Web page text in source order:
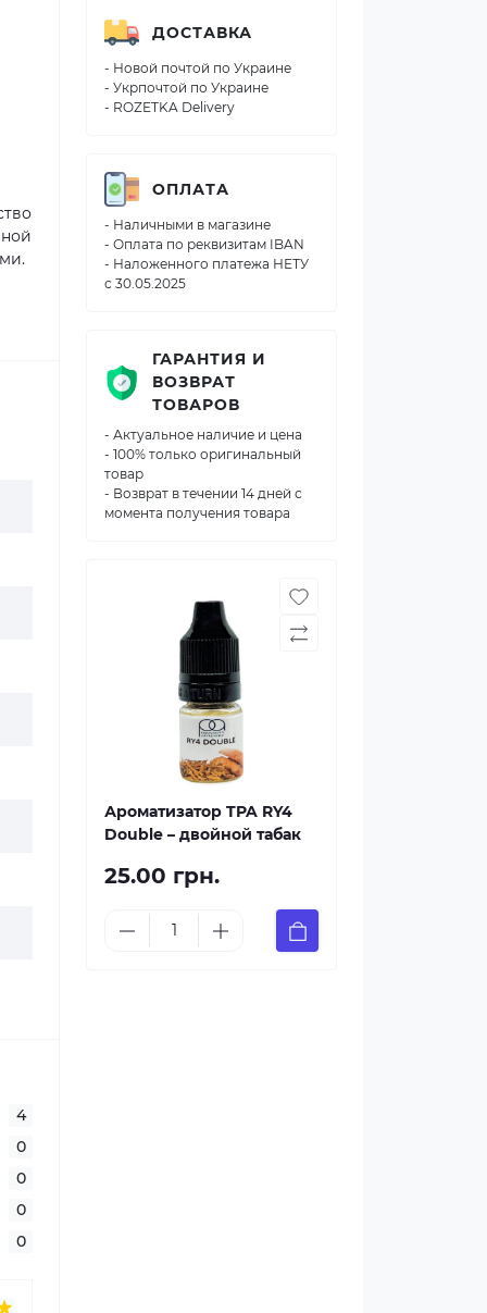
4
0
0
0
0
ДОСТАВКА
- Новой почтой по Украине
- Укрпочтой по Украине
- ROZETKA Delivery
ОПЛАТА
- Наличными в магазине
- Оплата по реквизитам IBAN
- Наложенного платежа НЕТУ
с 30.05.2025
ГАРАНТИЯ И
ВОЗВРАТ
ТОВАРОВ
- Актуальное наличие и цена
- 100% только оригинальный
товар
- Возврат в течении 14 дней с
момента получения товара
Ароматизатор TPA RY4
Double – двойной табак
25.00 грн.